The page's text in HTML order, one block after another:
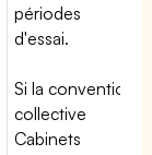
périodes
d'essai.
Si la convention
collective
Cabinets